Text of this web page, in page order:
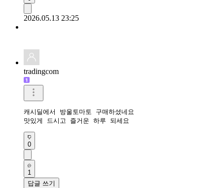
2026.05.13 23:25
tradingcom
캐시딜에서 방울토마토 구매하셨네요
맛있게 드시고 즐거운 하루 되세요
0
1
답글 쓰기